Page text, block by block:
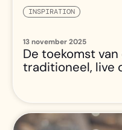
INSPIRATION
13 november 2025
De toekomst
traditioneel, live